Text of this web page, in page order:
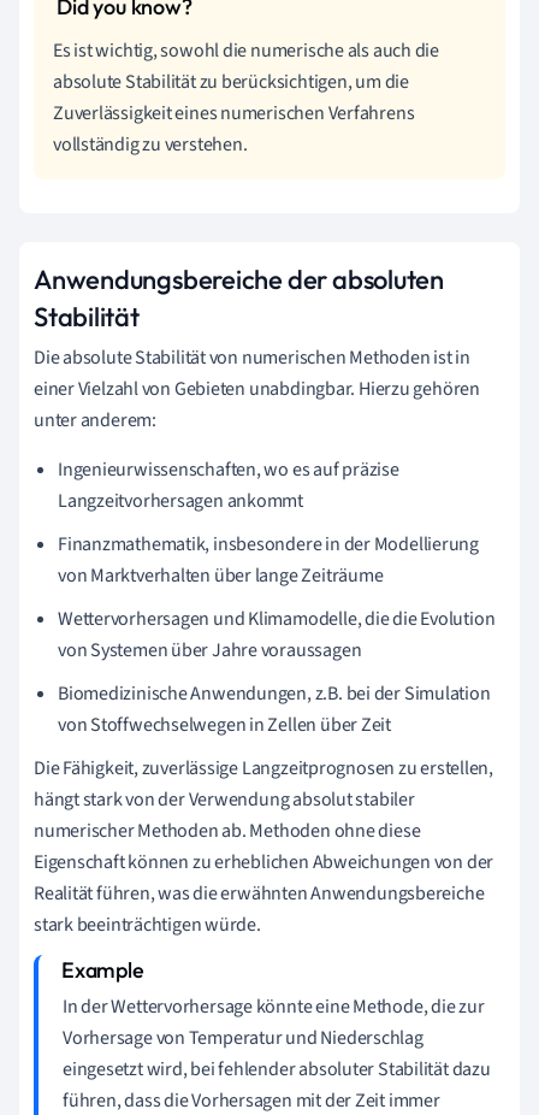
Es ist wichtig, sowohl die numerische als auch die
absolute Stabilität zu berücksichtigen, um die
Zuverlässigkeit eines numerischen Verfahrens
vollständig zu verstehen.
Anwendungsbereiche der absoluten
Stabilität
Die absolute Stabilität von numerischen Methoden ist in
einer Vielzahl von Gebieten unabdingbar. Hierzu gehören
unter anderem:
Ingenieurwissenschaften, wo es auf präzise
Langzeitvorhersagen ankommt
Finanzmathematik, insbesondere in der Modellierung
von Marktverhalten über lange Zeiträume
Wettervorhersagen und Klimamodelle, die die Evolution
von Systemen über Jahre voraussagen
Biomedizinische Anwendungen, z.B. bei der Simulation
von Stoffwechselwegen in Zellen über Zeit
Die Fähigkeit, zuverlässige Langzeitprognosen zu erstellen,
hängt stark von der Verwendung absolut stabiler
numerischer Methoden ab. Methoden ohne diese
Eigenschaft können zu erheblichen Abweichungen von der
Realität führen, was die erwähnten Anwendungsbereiche
stark beeinträchtigen würde.
In der Wettervorhersage könnte eine Methode, die zur
Vorhersage von Temperatur und Niederschlag
eingesetzt wird, bei fehlender absoluter Stabilität dazu
führen, dass die Vorhersagen mit der Zeit immer